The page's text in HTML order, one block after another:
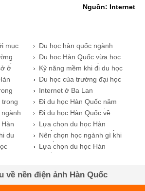
Nguồn: Internet
mục
​Du học hàn quốc ngành
dược cơ hội tương lai mở
rộng.
​Du học Hàn Quốc vừa học
vừa làm và cuộc sống.
ở
Kỹ năng mềm khi đi du học
Hàn
Du học của trường đại học
Yonsei tại Seoul
Internet ở Ba Lan
trong
Đi du học Hàn Quốc năm
2017 với đại học Quốc gia
Seoul
Đi du học Hàn Quốc về
ngành làm đẹp
Lựa chọn du học Hàn
Quốc hay là Nhật Bản tốt
hơn
du
Nên chọn học ngành gì khi
quyết định đi du học Hàn
Quốc?
?
Lựa chọn du học Hàn
Quốc hay là Nhật Bản
về nền điện ảnh Hàn Quốc